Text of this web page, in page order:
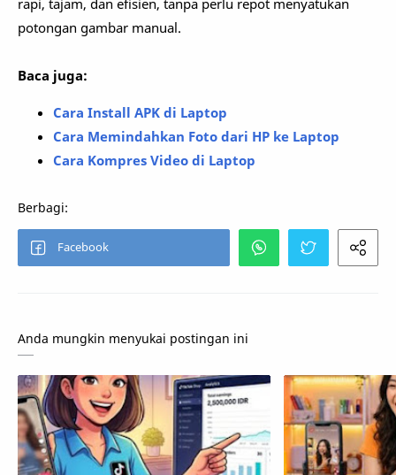
potongan gambar manual.
Baca juga:
Cara Install APK di Laptop
Cara Memindahkan Foto dari HP ke Laptop
Cara Kompres Video di Laptop
Anda mungkin menyukai postingan ini